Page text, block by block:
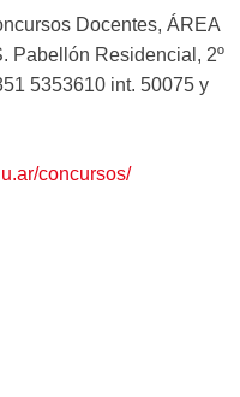
Docentes, ÁREA
Pabellón Residencial, 2º
5353610 int. 50075 y
concursos/